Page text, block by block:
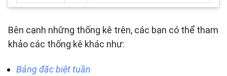
Bên cạnh những thống kê trên, các bạn có thể tham
khảo các thống kê khác như:
Bảng đặc biệt tuần